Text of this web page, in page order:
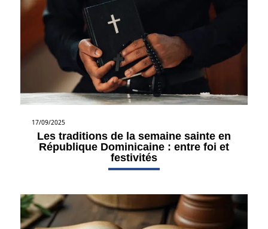
17/09/2025
Les traditions de la semaine sainte en
République Dominicaine : entre foi et
festivités